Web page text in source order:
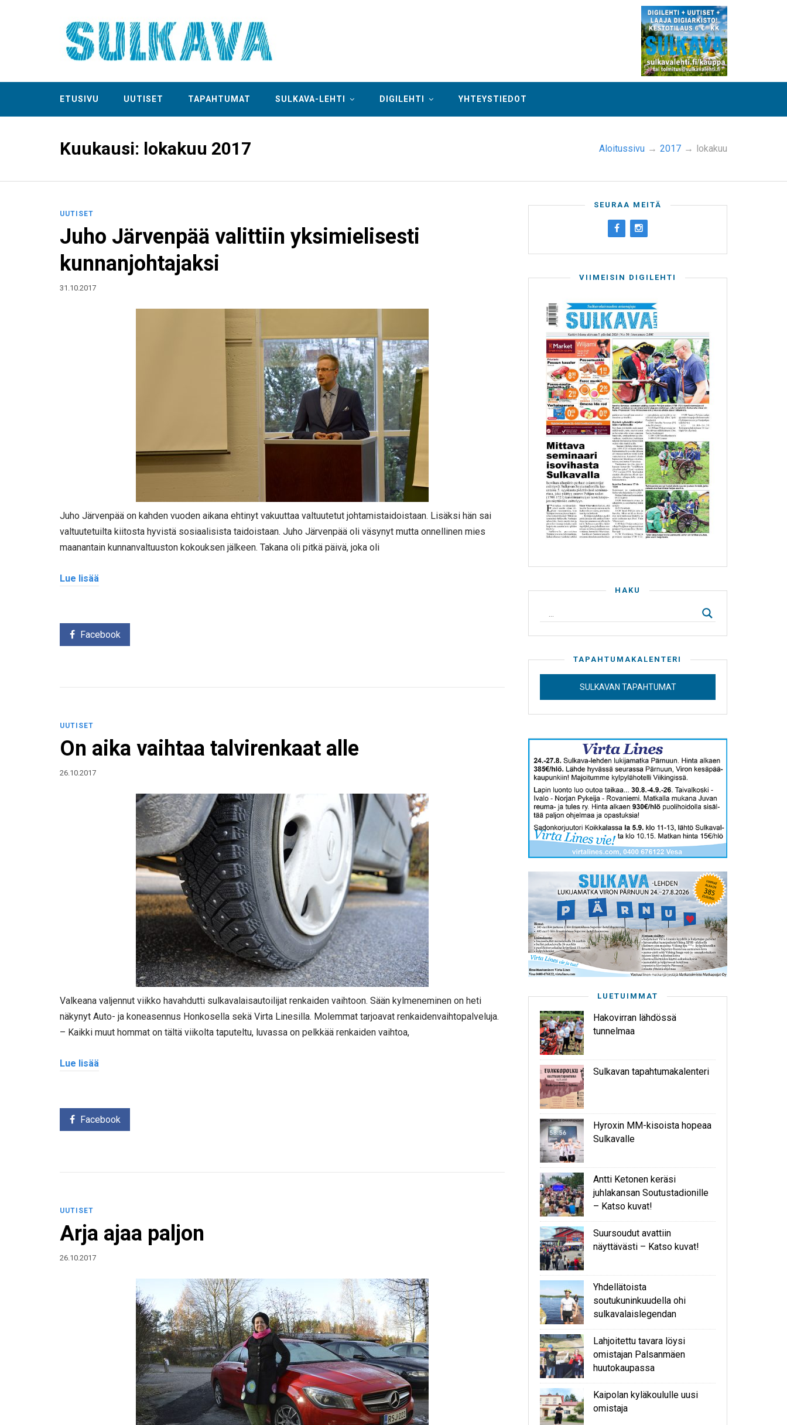
ETUSIVU UUTISET TAPAHTUMAT SULKAVA-LEHTI DIGILEHTI YHTEYSTIEDOT
Kuukausi: lokakuu 2017 Aloitussivu → 2017 → lokakuu
UUTISET
Juho Järvenpää valittiin yksimielisesti
kunnanjohtajaksi
31.10.2017
Juho Järvenpää on kahden vuoden aikana ehtinyt vakuuttaa valtuutetut johtamistaidoistaan. Lisäksi hän sai
valtuutetuilta kiitosta hyvistä sosiaalisista taidoistaan. Juho Järvenpää oli väsynyt mutta onnellinen mies
maanantain kunnanvaltuuston kokouksen jälkeen. Takana oli pitkä päivä, joka oli
Lue lisää
Facebook
UUTISET
On aika vaihtaa talvirenkaat alle
26.10.2017
Valkeana valjennut viikko havahdutti sulkavalaisautoilijat renkaiden vaihtoon. Sään kylmeneminen on heti
näkynyt Auto- ja koneasennus Honkosella sekä Virta Linesilla. Molemmat tarjoavat renkaidenvaihtopalveluja.
– Kaikki muut hommat on tältä viikolta taputeltu, luvassa on pelkkää renkaiden vaihtoa,
Lue lisää
Facebook
UUTISET
Arja ajaa paljon
26.10.2017
SEURAA MEITÄ
VIIMEISIN DIGILEHTI
HAKU
TAPAHTUMAKALENTERI
SULKAVAN TAPAHTUMAT
LUETUIMMAT
Hakovirran lähdössä
tunnelmaa
Sulkavan tapahtumakalenteri
Hyroxin MM-kisoista hopeaa
Sulkavalle
Antti Ketonen keräsi
juhlakansan Soutustadionille
– Katso kuvat!
Suursoudut avattiin
näyttävästi – Katso kuvat!
Yhdellätoista
soutukuninkuudella ohi
sulkavalaislegendan
Lahjoitettu tavara löysi
omistajan Palsanmäen
huutokaupassa
Kaipolan kyläkoululle uusi
omistaja